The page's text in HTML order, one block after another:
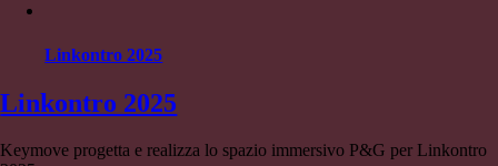
Linkontro 2025
Linkontro 2025
Keymove progetta e realizza lo spazio immersivo P&G per Linkontro